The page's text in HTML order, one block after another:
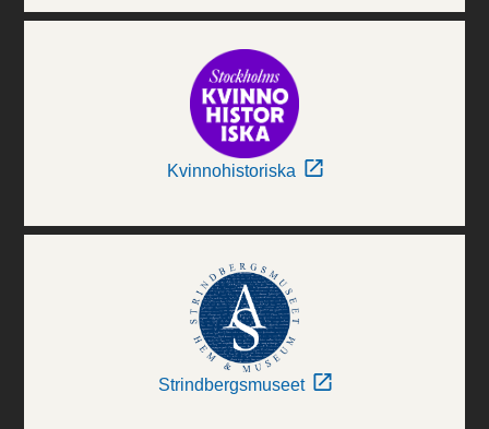
Kvinnohistoriska
Strindbergsmuseet